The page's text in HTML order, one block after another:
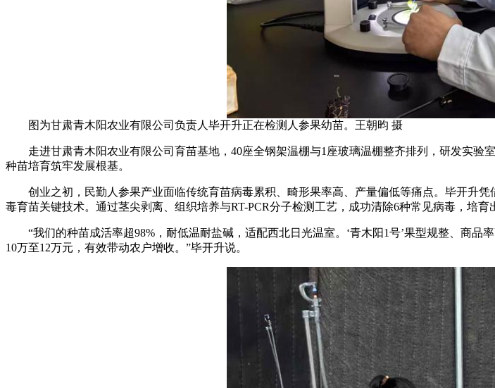
图为甘肃青木阳农业有限公司负责人毕开升正在检测人参果幼苗。王朝昀 摄
走进甘肃青木阳农业有限公司育苗基地，40座全钢架温棚与1座玻璃温棚整齐排列，研发实验
种苗培育筑牢发展根基。
创业之初，民勤人参果产业面临传统育苗病毒累积、畸形果率高、产量偏低等痛点。毕开升
毒育苗关键技术。通过茎尖剥离、组织培养与RT-PCR分子检测工艺，成功清除6种常见病毒，培
“我们的种苗成活率超98%，耐低温耐盐碱，适配西北日光温室。‘青木阳1号’果型规整、商品
10万至12万元，有效带动农户增收。”毕开升说。